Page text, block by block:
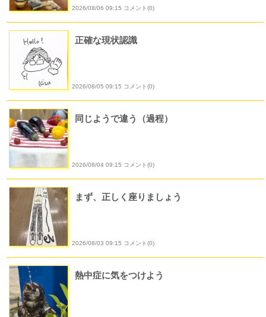
2026/08/06 09:15 コメント(0)
正確な現状認識
2026/08/05 09:15 コメント(0)
同じようで違う（過程）
2026/08/04 09:15 コメント(0)
まず、正しく座りましょう
2026/08/03 09:15 コメント(0)
熱中症に気をつけよう